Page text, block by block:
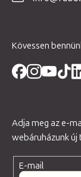
Kövessen
Adja meg az e-
webáruházunk új
E-mail